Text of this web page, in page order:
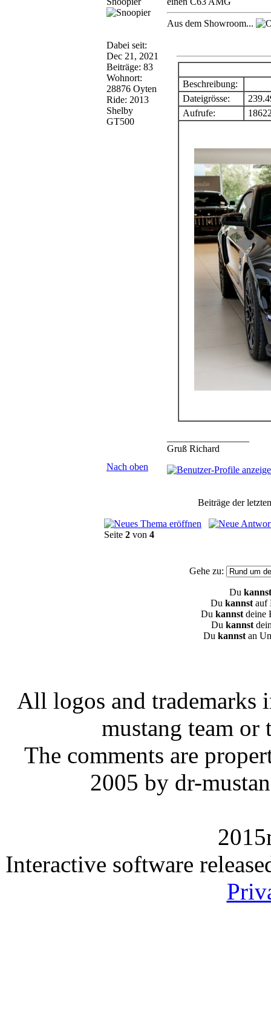
Dabei seit:
Dec 21, 2021
Beiträge: 83
Wohnort:
28876 Oyten
Ride: 2013
Shelby
GT500
Aus dem Showroom...
Beschreibung:
Dateigrösse:
Aufrufe:
Gruß Richard
Nach oben
Beiträge der
Seite 2 von 4
Gehe zu:
Du
Du kannst auf
Du kannst deine
Du kannst
Du kannst an
All logos and trademarks
mustang team or
The comments are
2005 by dr-
Interactive software